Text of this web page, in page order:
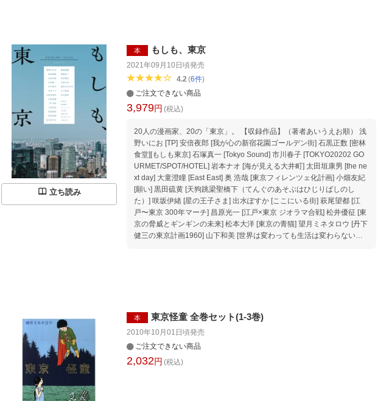
立ち読み
本 もしも、東京
2021年09月10日頃発売
4.2 (6件)
ご注文できない商品
3,979円 (税込)
20人の漫画家、20の「東京」。 【収録作品】（著者あいうえお順） 浅
野いにお [TP] 安倍夜郎 [我が心の新宿花園ゴールデン街] 石黒正数 [密林
食堂][もしも東京] 石塚真一 [Tokyo Sound] 市川春子 [TOKYO20202 GO
URMET/SPOT/HOTEL] 岩本ナオ [海が見える大井町] 太田垣康男 [the ne
xt day] 大童澄瞳 [East East] 奥 浩哉 [東京フィレンツェ化計画] 小畑友紀
[願い] 黒田硫黄 [天狗跳梁聖橋下（てんぐのあそぶはひじりばしのし
た）] 咲坂伊緒 [星の王子さま] 出水ぽすか [ここにいる街] 萩尾望都 [江
戸〜東京 300年マーチ] 昌原光一 [江戸×東京 ジオラマ合戦] 松井優征 [東
京の脅威とギンギンの未来] 松本大洋 [東京の青猫] 望月ミネタロウ [丹下
健三の東京計画1960] 山下和美 [世界は変わっても生活は変わらない、
の光の残像と、存在したかもしれない“もしも”の姿。 漫画「もしも東
京」展にも出展した、日本が世界に誇る20名の漫画家による【完全新
でしか読めない】作品集。 B5判、全358ページの大ボリューム。 激動
の2020-2021年に描き出された貴重な記録であり、永久保存版となる一
本 東京怪童 全巻セット(1-3巻)
2010年10月01日頃発売
ご注文できない商品
2,032円 (税込)